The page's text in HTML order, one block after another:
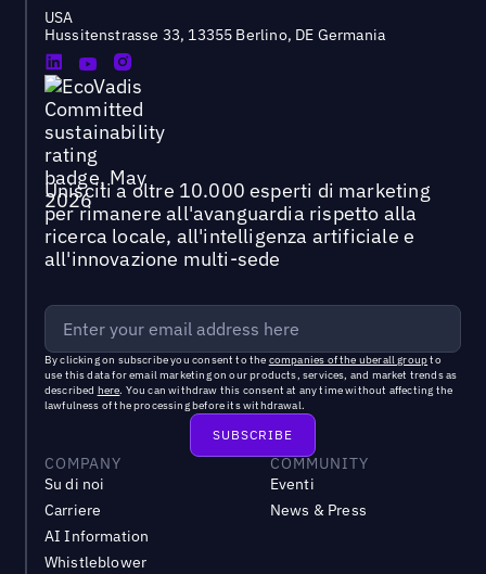
USA
Hussitenstrasse 33, 13355 Berlino, DE Germania
Unisciti a oltre 10.000 esperti di marketing
per rimanere all'avanguardia rispetto alla
ricerca locale, all'intelligenza artificiale e
all'innovazione multi-sede
By clicking on subscribe you consent to the companies of the uberall groupto
use this data for email marketing on our products, services, and market trends as
described here. You can withdraw this consent at any time without affecting the
lawfulness of the processing before its withdrawal.
COMPANY
Su di noi
Carriere
AI Information
Whistleblower
COMMUNITY
Eventi
News & Press